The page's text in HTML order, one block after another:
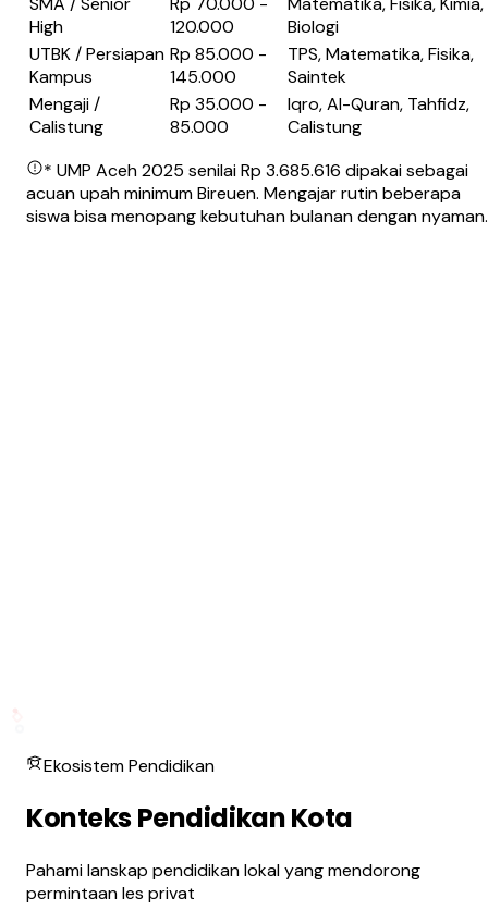
High
120.000
Biologi
UTBK / Persiapan
Kampus
Rp 85.000 -
145.000
TPS, Matematika, Fisika,
Saintek
Mengaji /
Calistung
Rp 35.000 -
85.000
Iqro, Al-Quran, Tahfidz,
Calistung
* UMP Aceh 2025 senilai Rp 3.685.616 dipakai sebagai
acuan upah minimum Bireuen. Mengajar rutin beberapa
siswa bisa menopang kebutuhan bulanan dengan nyaman.
Ekosistem Pendidikan
Konteks Pendidikan Kota
Pahami lanskap pendidikan lokal yang mendorong
permintaan les privat